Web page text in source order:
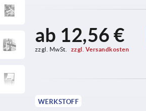
ab 12,56 €
zzgl. MwSt. zzgl. Versandkosten
WERKSTOFF